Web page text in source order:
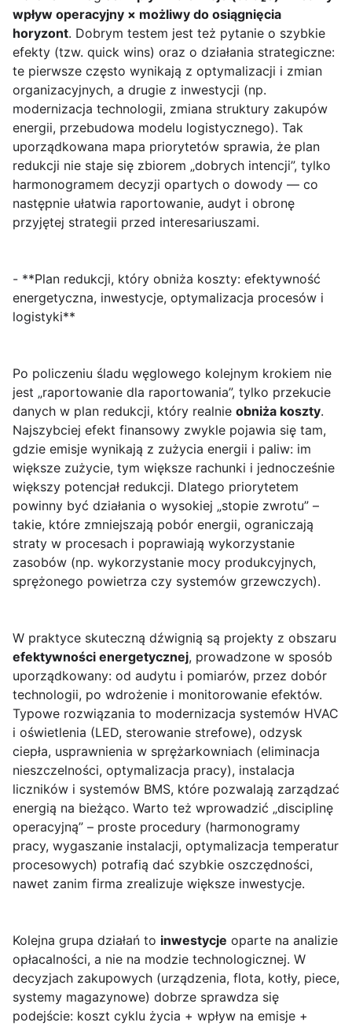
wpływ operacyjny × możliwy do osiągnięcia
horyzont. Dobrym testem jest też pytanie o szybkie
efekty (tzw. quick wins) oraz o działania strategiczne:
te pierwsze często wynikają z optymalizacji i zmian
organizacyjnych, a drugie z inwestycji (np.
modernizacja technologii, zmiana struktury zakupów
energii, przebudowa modelu logistycznego). Tak
uporządkowana mapa priorytetów sprawia, że plan
redukcji nie staje się zbiorem „dobrych intencji”, tylko
harmonogramem decyzji opartych o dowody — co
następnie ułatwia raportowanie, audyt i obronę
przyjętej strategii przed interesariuszami.
- **Plan redukcji, który obniża koszty: efektywność
energetyczna, inwestycje, optymalizacja procesów i
logistyki**
Po policzeniu śladu węglowego kolejnym krokiem nie
jest „raportowanie dla raportowania”, tylko przekucie
danych w plan redukcji, który realnie obniża koszty.
Najszybciej efekt finansowy zwykle pojawia się tam,
gdzie emisje wynikają z zużycia energii i paliw: im
większe zużycie, tym większe rachunki i jednocześnie
większy potencjał redukcji. Dlatego priorytetem
powinny być działania o wysokiej „stopie zwrotu” –
takie, które zmniejszają pobór energii, ograniczają
straty w procesach i poprawiają wykorzystanie
zasobów (np. wykorzystanie mocy produkcyjnych,
sprężonego powietrza czy systemów grzewczych).
W praktyce skuteczną dźwignią są projekty z obszaru
efektywności energetycznej, prowadzone w sposób
uporządkowany: od audytu i pomiarów, przez dobór
technologii, po wdrożenie i monitorowanie efektów.
Typowe rozwiązania to modernizacja systemów HVAC
i oświetlenia (LED, sterowanie strefowe), odzysk
ciepła, usprawnienia w sprężarkowniach (eliminacja
nieszczelności, optymalizacja pracy), instalacja
liczników i systemów BMS, które pozwalają zarządzać
energią na bieżąco. Warto też wprowadzić „disciplinę
operacyjną” – proste procedury (harmonogramy
pracy, wygaszanie instalacji, optymalizacja temperatur
procesowych) potrafią dać szybkie oszczędności,
nawet zanim firma zrealizuje większe inwestycje.
Kolejna grupa działań to inwestycje oparte na analizie
opłacalności, a nie na modzie technologicznej. W
decyzjach zakupowych (urządzenia, flota, kotły, piece,
systemy magazynowe) dobrze sprawdza się
podejście: koszt cyklu życia + wpływ na emisje +